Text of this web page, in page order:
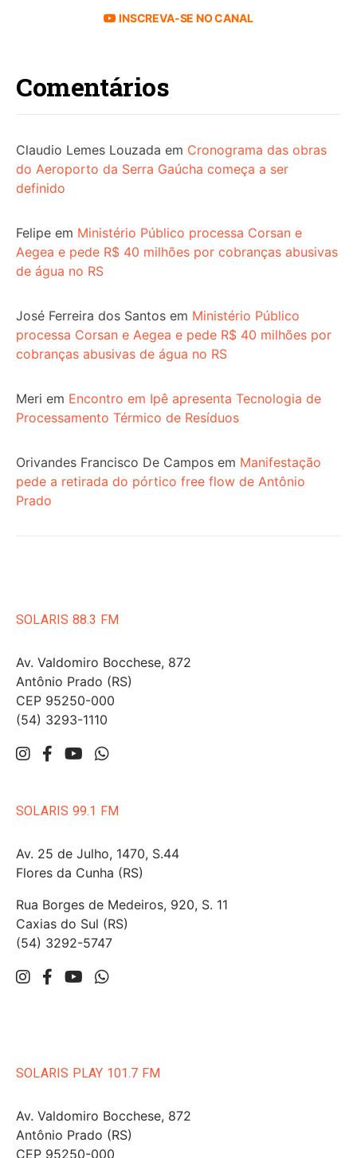
INSCREVA-SE NO CANAL
Comentários
Claudio Lemes Louzada em Cronograma das obras
do Aeroporto da Serra Gaúcha começa a ser
definido
Felipe em Ministério Público processa Corsan e
Aegea e pede R$ 40 milhões por cobranças abusivas
de água no RS
José Ferreira dos Santos em Ministério Público
processa Corsan e Aegea e pede R$ 40 milhões por
cobranças abusivas de água no RS
Meri em Encontro em Ipê apresenta Tecnologia de
Processamento Térmico de Resíduos
Orivandes Francisco De Campos em Manifestação
pede a retirada do pórtico free flow de Antônio
Prado
SOLARIS 88.3 FM
Av. Valdomiro Bocchese, 872
Antônio Prado (RS)
CEP 95250-000
(54) 3293-1110
SOLARIS 99.1 FM
Av. 25 de Julho, 1470, S.44
Flores da Cunha (RS)
Rua Borges de Medeiros, 920, S. 11
Caxias do Sul (RS)
(54) 3292-5747
SOLARIS PLAY 101.7 FM
Av. Valdomiro Bocchese, 872
Antônio Prado (RS)
CEP 95250-000